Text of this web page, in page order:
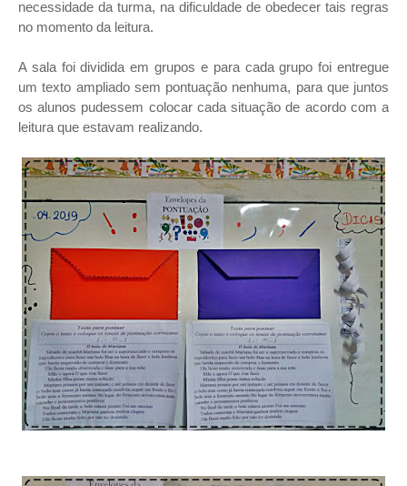
necessidade da turma, na dificuldade de obedecer tais regras
no momento da leitura.
A sala foi dividida em grupos e para cada grupo foi entregue
um texto ampliado sem pontuação nenhuma, para que juntos
os alunos pudessem colocar cada situação de acordo com a
leitura que estavam realizando.